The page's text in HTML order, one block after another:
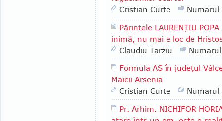
Cristian Curte
Numarul
Părintele LAURENŢIU
inimă, nu mai e loc de
Claudiu Tarziu
Formula AS în judeţul
Maicii Arsenia
Cristian Curte
Numarul
Pr. Arhim. NICHIFOR